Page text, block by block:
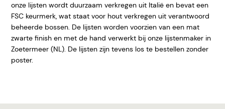
onze lijsten wordt duurzaam verkregen uit Italië en bevat een
FSC keurmerk, wat staat voor hout verkregen uit verantwoord
beheerde bossen. De lijsten worden voorzien van een mat
zwarte finish en met de hand verwerkt bij onze lijstenmaker in
Zoetermeer (NL). De lijsten zijn tevens los te bestellen zonder
poster.